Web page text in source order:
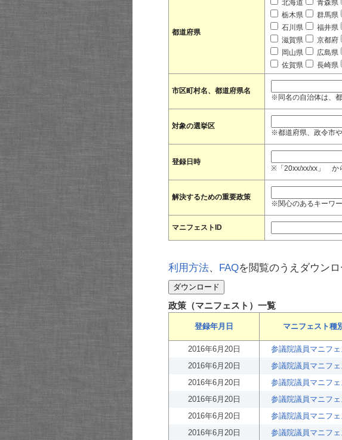
都道府県
北海道 青森県
栃木県
群馬県
石川県
福井県
滋賀県
京都府
岡山県
広島県
佐賀県
長崎県
市区町村名、都道府県名
※同名の自治体は、
対象の選挙区
※都道府県、政令市
登録日時
※「20xx/xx/xx」 か
解決するための重要政策
※関心のあるキーワ
マニフェストID
利用方法、 FAQを閲覧のうえダウン
政策（マニフェスト）一覧
登録年月日 マニフェスト種
2016年6月20日
参議院議員マニフェ
2016年6月20日
参議院議員マニフェ
2016年6月20日
参議院議員マニフェ
2016年6月20日
参議院議員マニフェ
2016年6月20日
参議院議員マニフェ
2016年6月20日
参議院議員マニフェ